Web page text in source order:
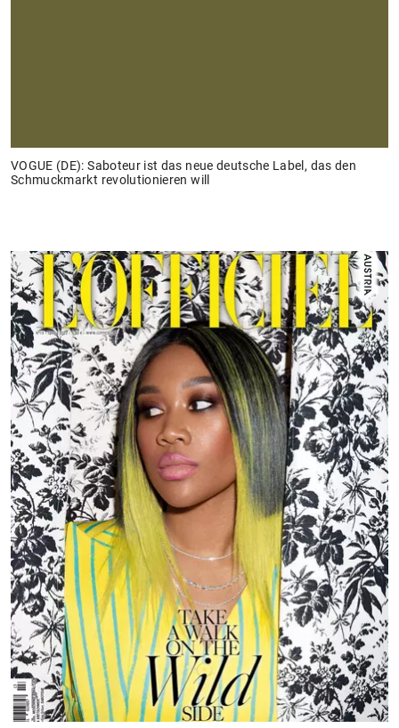
VOGUE (DE): Saboteur ist das neue deutsche Label, das den
Schmuckmarkt revolutionieren will